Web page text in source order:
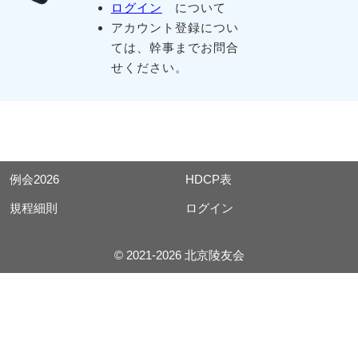
ログイン
について
アカウント登録につい
ては、幹事までお問合
せください。
例会2026 HDCP表
規程細則 ログイン
© 2021-2026 北京陵友会